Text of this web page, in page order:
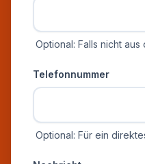
Optional: Falls nicht
Telefonnummer
Optional: Für ein